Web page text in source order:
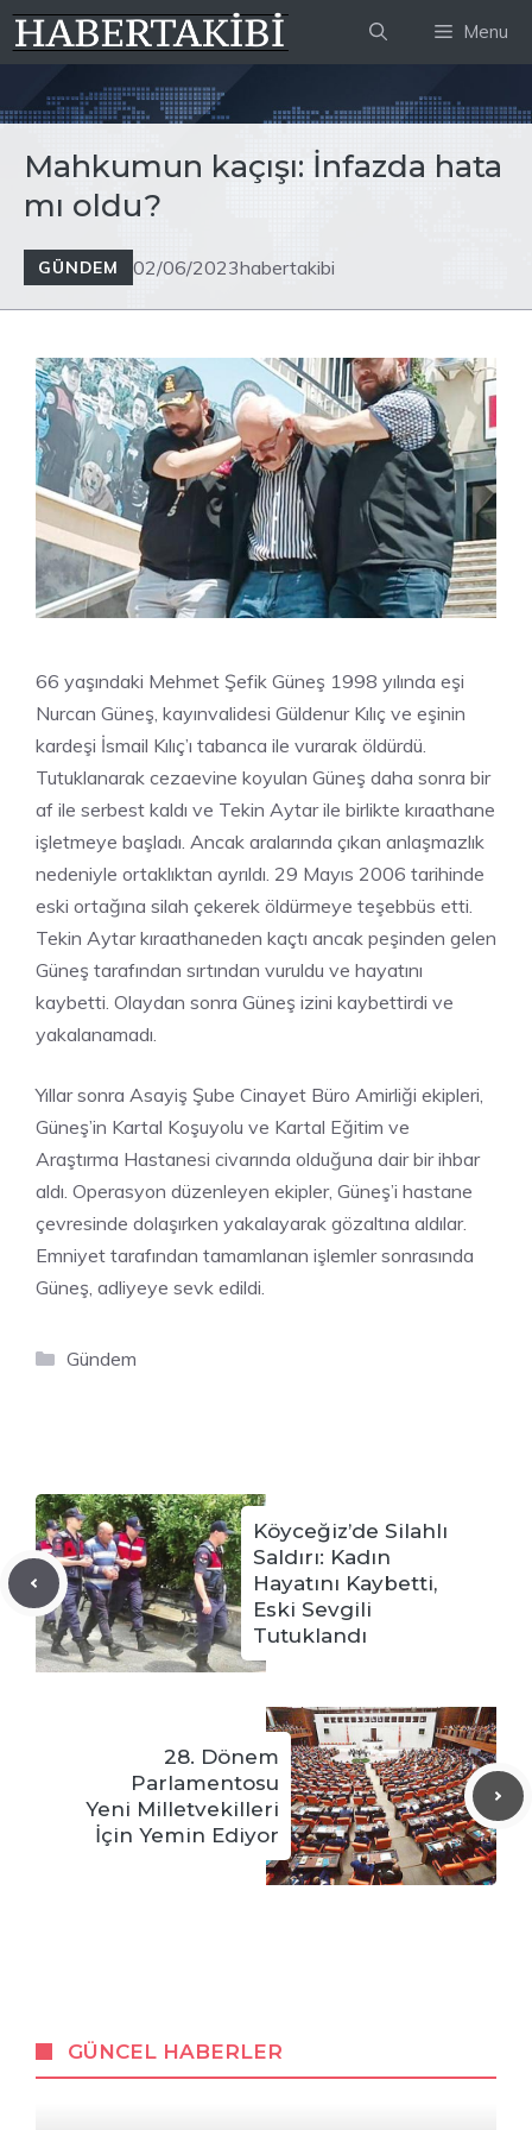
İçeriğe
atla
Menu
Mahkumun kaçışı: İnfazda hata
mı oldu?
GÜNDEM 02/06/2023habertakibi
66 yaşındaki Mehmet Şefik Güneş 1998 yılında eşi
Nurcan Güneş, kayınvalidesi Güldenur Kılıç ve eşinin
kardeşi İsmail Kılıç’ı tabanca ile vurarak öldürdü.
Tutuklanarak cezaevine koyulan Güneş daha sonra bir
af ile serbest kaldı ve Tekin Aytar ile birlikte kıraathane
işletmeye başladı. Ancak aralarında çıkan anlaşmazlık
nedeniyle ortaklıktan ayrıldı. 29 Mayıs 2006 tarihinde
eski ortağına silah çekerek öldürmeye teşebbüs etti.
Tekin Aytar kıraathaneden kaçtı ancak peşinden gelen
Güneş tarafından sırtından vuruldu ve hayatını
kaybetti. Olaydan sonra Güneş izini kaybettirdi ve
yakalanamadı.
Yıllar sonra Asayiş Şube Cinayet Büro Amirliği ekipleri,
Güneş’in Kartal Koşuyolu ve Kartal Eğitim ve
Araştırma Hastanesi civarında olduğuna dair bir ihbar
aldı. Operasyon düzenleyen ekipler, Güneş’i hastane
çevresinde dolaşırken yakalayarak gözaltına aldılar.
Emniyet tarafından tamamlanan işlemler sonrasında
Güneş, adliyeye sevk edildi.
Kategoriler
Gündem
Köyceğiz’de Silahlı
Saldırı: Kadın
Hayatını Kaybetti,
Eski Sevgili
Tutuklandı
28. Dönem
Parlamentosu
Yeni Milletvekilleri
İçin Yemin Ediyor
GÜNCEL HABERLER